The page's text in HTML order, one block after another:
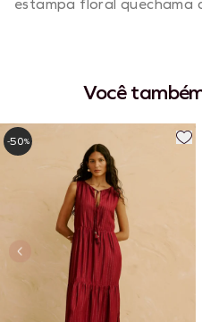
estampa floral quechama
Você
-50%